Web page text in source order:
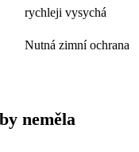
rychleji vysychá
Nutná zimní ochrana
neměla